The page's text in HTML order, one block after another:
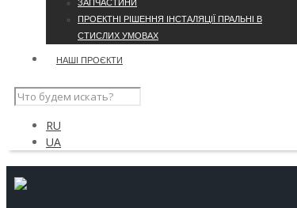
ЗАПЧАСТИНИ
ПРОЕКТНІ РІШЕННЯ ІНСТАЛЯЦІЇ ПРАЛЬНІ В
СТИСЛИХ УМОВАХ
НАШІ ПРОЄКТИ
RU
UA